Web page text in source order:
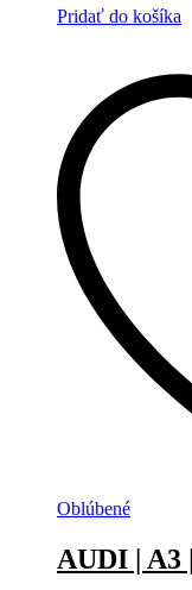
Pridať do košíka
Oblúbené
AUDI | A3